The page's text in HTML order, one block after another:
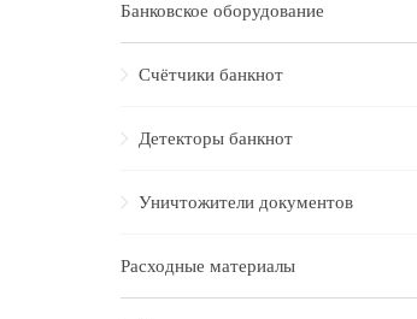
Банковское оборудование
Счётчики банкнот
Детекторы банкнот
Уничтожители документов
Расходные материалы